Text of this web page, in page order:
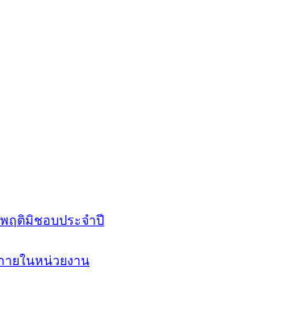
ฤติมิชอบประจำปี
ายในหน่วยงาน